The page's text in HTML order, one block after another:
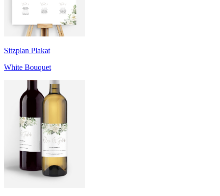
Sitzplan Plakat
White Bouquet